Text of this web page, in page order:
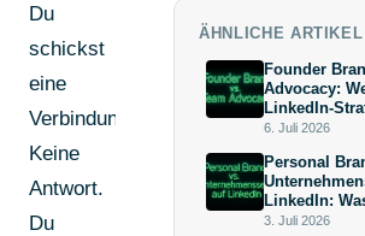
Du
schickst
eine
Verbindungsanfrage.
Keine
Antwort.
Du
ÄHNLICHE ARTIKEL
Founder
Advocacy:
LinkedIn-
deiner
6. Juli 2026
Personal
LinkedIn:
mehr bringt
3. Juli 2026